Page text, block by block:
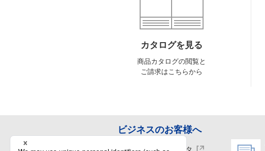
カタログを見る
商品カタログの閲覧と
ご請求はこちらから
ビジネスのお客様へ